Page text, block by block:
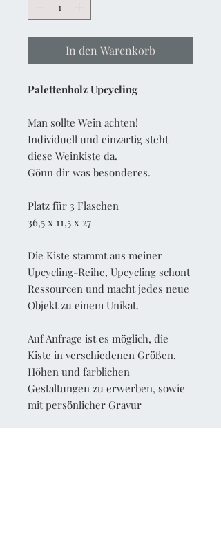
In den Warenkorb
Palettenholz Upcycling
Man sollte Wein achten!
Individuell und einzartig steht
diese Weinkiste da.
Gönn dir was besonderes.
Platz für 3 Flaschen
36,5 x 11,5 x 27
Die Kiste stammt aus meiner
Upcycling-Reihe, Upcycling schont
Ressourcen und macht jedes neue
Objekt zu einem Unikat.
Auf Anfrage ist es möglich, die
Kiste in verschiedenen Größen,
Höhen und farblichen
Gestaltungen zu erwerben, sowie
mit persönlicher Gravur